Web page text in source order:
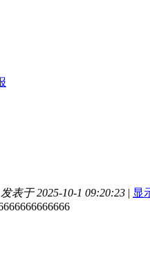
发表于 2025-10-1 09:20:23 | 显